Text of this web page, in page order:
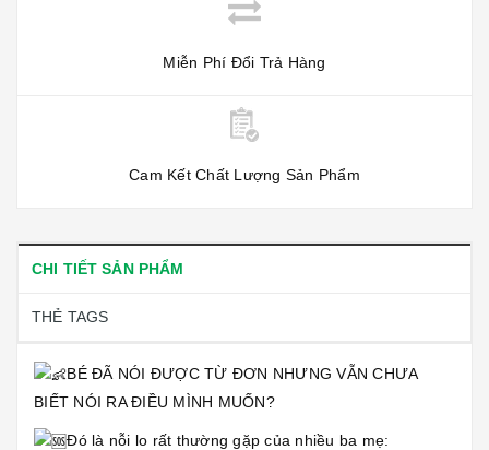
Miễn Phí Đổi Trả Hàng
Cam Kết Chất Lượng Sản Phẩm
CHI TIẾT SẢN PHẨM
THẺ TAGS
BÉ ĐÃ NÓI ĐƯỢC TỪ ĐƠN NHƯNG VẪN CHƯA
BIẾT NÓI RA ĐIỀU MÌNH MUỐN?
Đó là nỗi lo rất thường gặp của nhiều ba mẹ: